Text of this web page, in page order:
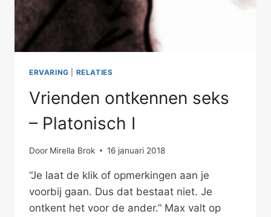
ERVARING RELATIES
Vrienden ontkennen seks
– Platonisch I
Door Mirella Brok 16 januari 2018
“Je laat de klik of opmerkingen aan je
voorbij gaan. Dus dat bestaat niet. Je
ontkent het voor de ander.” Max valt op